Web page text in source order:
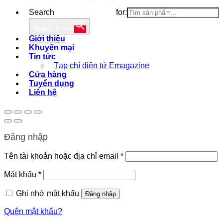
Search for:
Giới thiệu
Khuyến mại
Tin tức
Tạp chí điện tử Emagazine
Cửa hàng
Tuyển dụng
Liên hệ
Đăng nhập
Tên tài khoản hoặc địa chỉ email *Bắt
buộc
Mật khẩu *Bắt
buộc
Ghi nhớ mật khẩu
Đăng nhập
Quên mật khẩu?